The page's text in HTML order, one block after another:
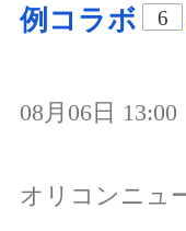
例コラボ
6
08月06日 13:00
オリコンニュ